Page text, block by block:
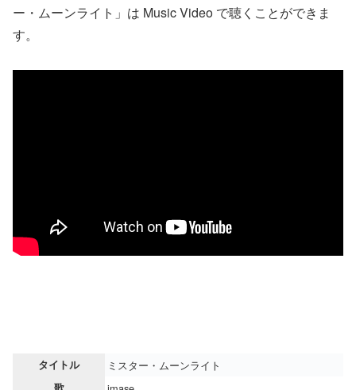
ー・ムーンライト」は Music Video で聴くことができま
す。
タイトル ミスター・ムーンライト